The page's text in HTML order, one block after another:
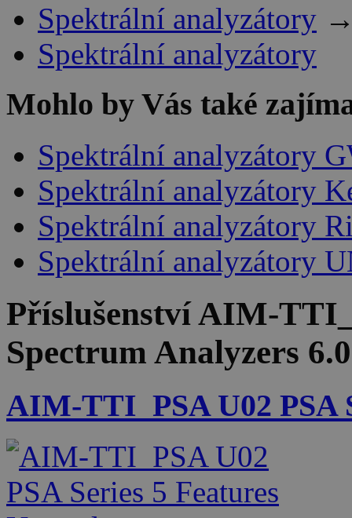
Spektrální analyzátory
Spektrální analyzátory
Mohlo by Vás také
Spektrální analyzátory
Spektrální analyzátory
Spektrální analyzátory
Spektrální analyzátory
PříslušenstvíAIM-
Spectrum Analyzers
AIM-TTI_PSA U02 PSA